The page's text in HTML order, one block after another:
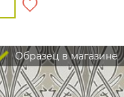
Образец в магазине